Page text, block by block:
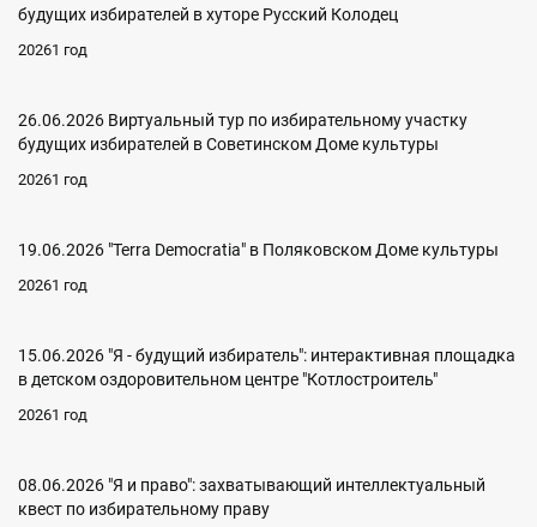
будущих избирателей в хуторе Русский Колодец
20261 год
26.06.2026 Виртуальный тур по избирательному участку
будущих избирателей в Советинском Доме культуры
20261 год
19.06.2026 "Terra Democratia" в Поляковском Доме культуры
20261 год
15.06.2026 "Я - будущий избиратель": интерактивная площадка
в детском оздоровительном центре "Котлостроитель"
20261 год
08.06.2026 "Я и право": захватывающий интеллектуальный
квест по избирательному праву